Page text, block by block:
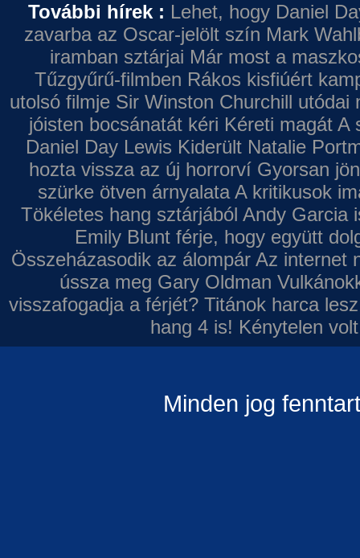
További hírek : Lehet, hogy Daniel
zavarba az Oscar-jelölt szín Mark
iramban sztárjai Már most a
Tűzgyűrű-filmben Rákos kisfiúért
utolsó filmje Sir Winston Churchill utódai
jóisten bocsánatát kéri Kéreti magát A
Daniel Day Lewis Kiderült Natalie
hozta vissza az új horrorví Gyorsan
szürke ötven árnyalata A kritikusok
Tökéletes hang sztárjából Andy Garcia
Emily Blunt férje, hogy együtt
Összeházasodik az álompár Az internet
ússza meg Gary Oldman
visszafogadja a férjét? Titánok harca
hang 4 is! Kénytelen
Minden jog